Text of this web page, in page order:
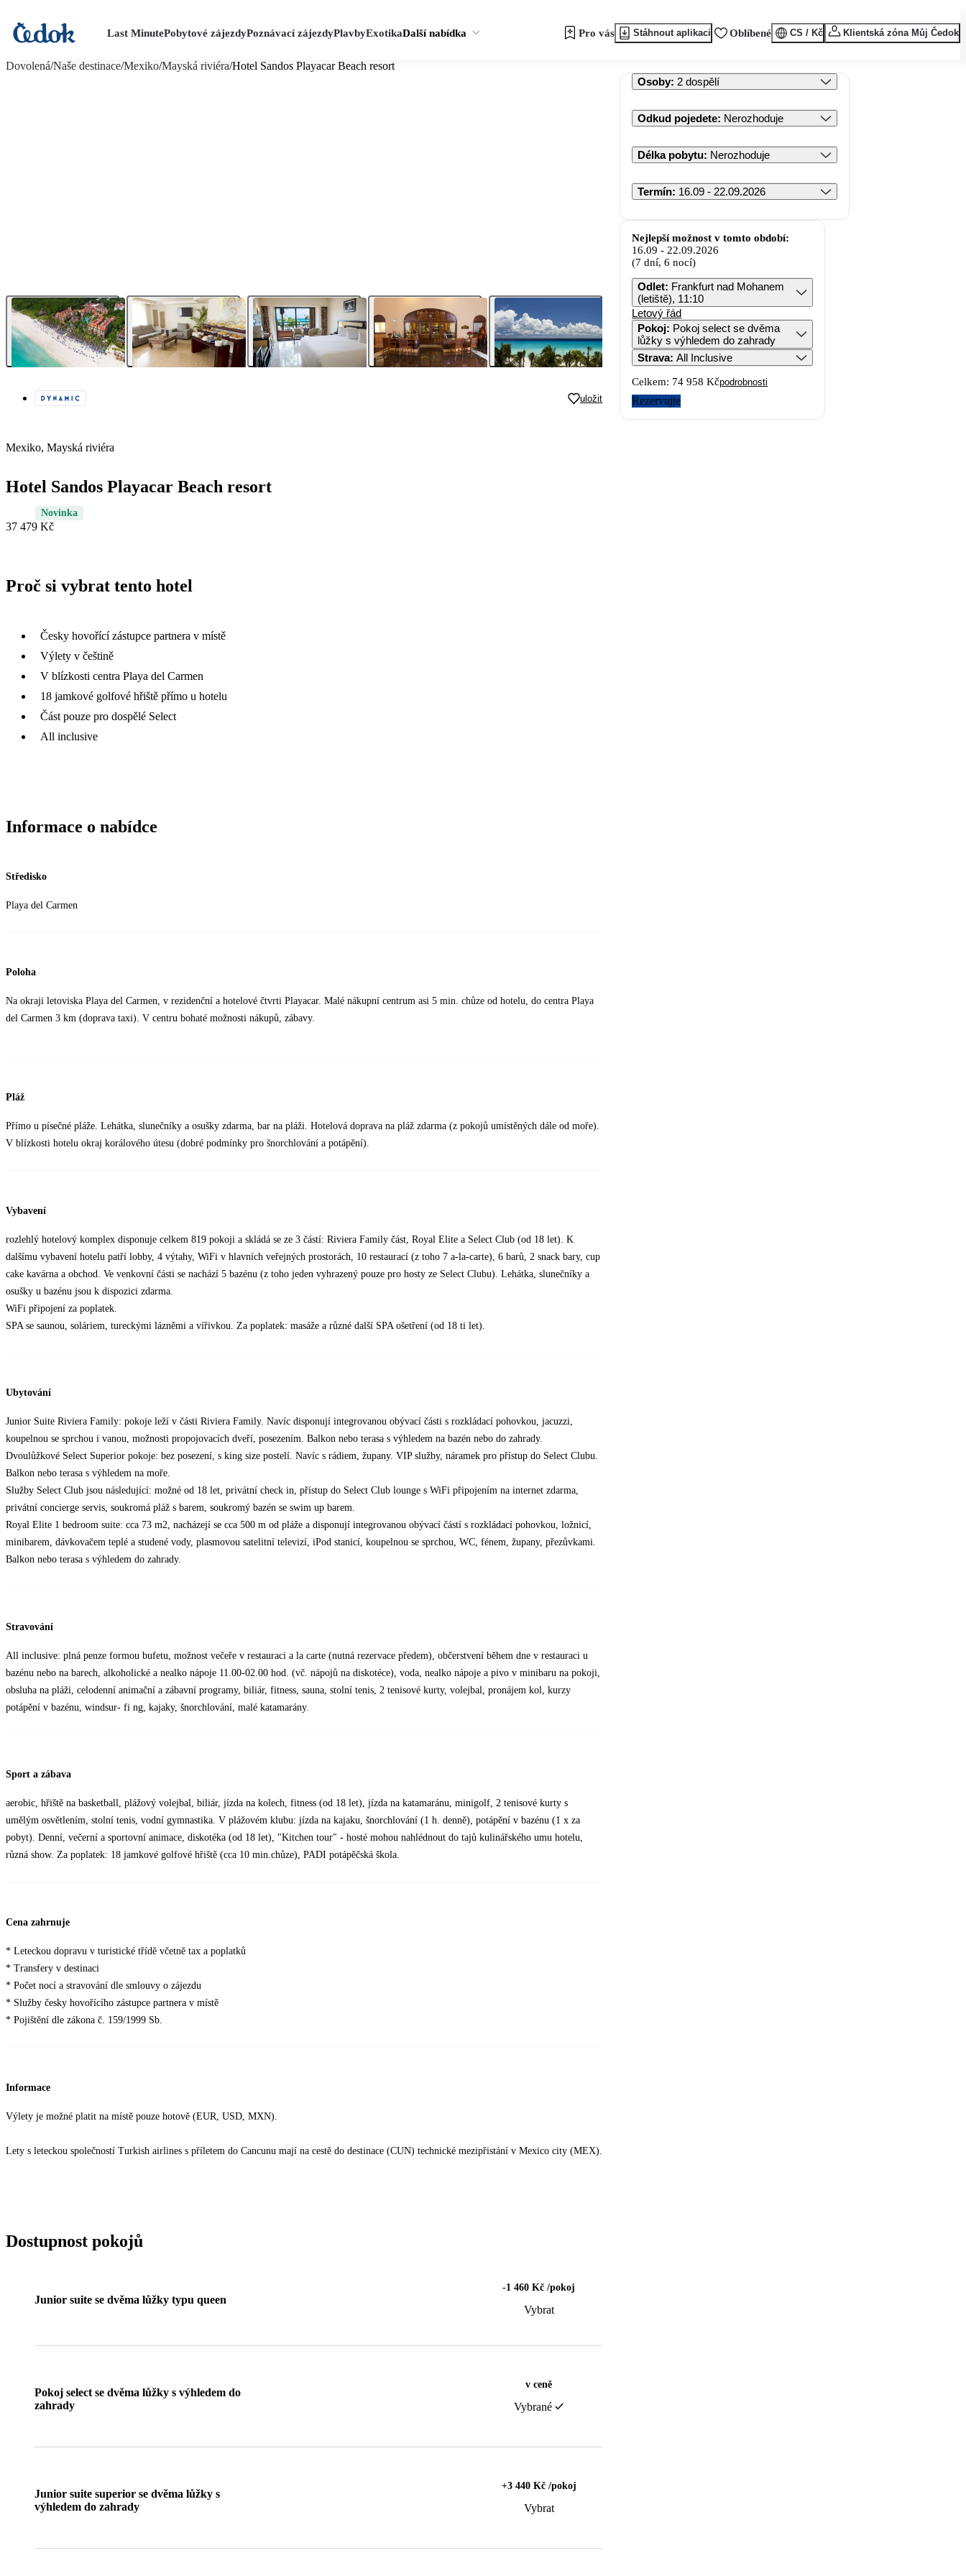
Last MinutePobytové zájezdyPoznávací zájezdyPlavbyExotikaDalší nabídka Pro vás Stáhnout aplikaci Oblíbené CS / Kč Klientská zóna Můj Čedok
Dovolená/Naše destinace/Mexiko/Mayská riviéra/Hotel Sandos Playacar Beach resort
uložit
Mexiko, Mayská riviéra
Hotel Sandos Playacar Beach resort
Novinka
37 479 Kč
Proč si vybrat tento hotel
Česky hovořící zástupce partnera v místě
Výlety v češtině
V blízkosti centra Playa del Carmen
18 jamkové golfové hřiště přímo u hotelu
Část pouze pro dospělé Select
All inclusive
Informace o nabídce
Středisko
Playa del Carmen
Poloha
Na okraji letoviska Playa del Carmen, v rezidenční a hotelové čtvrti Playacar. Malé nákupní centrum asi 5 min. chůze od hotelu, do centra Playa
del Carmen 3 km (doprava taxi). V centru bohaté možnosti nákupů, zábavy.
Pláž
Přímo u písečné pláže. Lehátka, slunečníky a osušky zdarma, bar na pláži. Hotelová doprava na pláž zdarma (z pokojů umístěných dále od moře).
V blízkosti hotelu okraj korálového útesu (dobré podmínky pro šnorchlování a potápění).
Vybavení
rozlehlý hotelový komplex disponuje celkem 819 pokoji a skládá se ze 3 částí: Riviera Family část, Royal Elite a Select Club (od 18 let). K
dalšímu vybavení hotelu patří lobby, 4 výtahy, WiFi v hlavních veřejných prostorách, 10 restaurací (z toho 7 a-la-carte), 6 barů, 2 snack bary, cup
cake kavárna a obchod. Ve venkovní části se nachází 5 bazénu (z toho jeden vyhrazený pouze pro hosty ze Select Clubu). Lehátka, slunečníky a
osušky u bazénu jsou k dispozici zdarma.
WiFi připojení za poplatek.
SPA se saunou, soláriem, tureckými lázněmi a vířivkou. Za poplatek: masáže a různé další SPA ošetření (od 18 ti let).
Ubytování
Junior Suite Riviera Family: pokoje leží v části Riviera Family. Navíc disponují integrovanou obývací části s rozkládací pohovkou, jacuzzi,
koupelnou se sprchou i vanou, možnosti propojovacích dveří, posezením. Balkon nebo terasa s výhledem na bazén nebo do zahrady.
Dvoulůžkové Select Superior pokoje: bez posezení, s king size postelí. Navíc s rádiem, župany. VIP služby, náramek pro přístup do Select Clubu.
Balkon nebo terasa s výhledem na moře.
Služby Select Club jsou následující: možné od 18 let, privátní check in, přístup do Select Club lounge s WiFi připojením na internet zdarma,
privátní concierge servis, soukromá pláž s barem, soukromý bazén se swim up barem.
Royal Elite 1 bedroom suite: cca 73 m2, nacházejí se cca 500 m od pláže a disponují integrovanou obývací částí s rozkládací pohovkou, ložnicí,
minibarem, dávkovačem teplé a studené vody, plasmovou satelitní televizí, iPod stanicí, koupelnou se sprchou, WC, fénem, župany, přezůvkami.
Balkon nebo terasa s výhledem do zahrady.
Stravování
All inclusive: plná penze formou bufetu, možnost večeře v restauraci a la carte (nutná rezervace předem), občerstvení během dne v restauraci u
bazénu nebo na barech, alkoholické a nealko nápoje 11.00-02.00 hod. (vč. nápojů na diskotéce), voda, nealko nápoje a pivo v minibaru na pokoji,
obsluha na pláži, celodenní animační a zábavní programy, biliár, fitness, sauna, stolní tenis, 2 tenisové kurty, volejbal, pronájem kol, kurzy
potápění v bazénu, windsur- fi ng, kajaky, šnorchlování, malé katamarány.
Sport a zábava
aerobic, hřiště na basketball, plážový volejbal, biliár, jízda na kolech, fitness (od 18 let), jízda na katamaránu, minigolf, 2 tenisové kurty s
umělým osvětlením, stolní tenis, vodní gymnastika. V plážovém klubu: jízda na kajaku, šnorchlování (1 h. denně), potápění v bazénu (1 x za
pobyt). Denní, večerní a sportovní animace, diskotéka (od 18 let), "Kitchen tour" - hosté mohou nahlédnout do tajů kulinářského umu hotelu,
různá show. Za poplatek: 18 jamkové golfové hřiště (cca 10 min.chůze), PADI potápěčská škola.
Cena zahrnuje
* Leteckou dopravu v turistické třídě včetně tax a poplatků
* Transfery v destinaci
* Počet nocí a stravování dle smlouvy o zájezdu
* Služby česky hovořícího zástupce partnera v místě
* Pojištění dle zákona č. 159/1999 Sb.
Informace
Výlety je možné platit na místě pouze hotově (EUR, USD, MXN).
Lety s leteckou společností Turkish airlines s příletem do Cancunu mají na cestě do destinace (CUN) technické mezipřistání v Mexico city (MEX).
Dostupnost pokojů
Junior suite se dvěma lůžky typu queen
-1 460 Kč /pokoj
Vybrat
Pokoj select se dvěma lůžky s výhledem do
zahrady
v ceně
Vybrané
Junior suite superior se dvěma lůžky s
výhledem do zahrady
+3 440 Kč /pokoj
Vybrat
Osoby: 2 dospělí
Odkud pojedete: Nerozhoduje
Délka pobytu: Nerozhoduje
Termín: 16.09 - 22.09.2026
Nejlepší možnost v tomto období:
16.09 - 22.09.2026
(7 dní, 6 nocí)
Odlet: Frankfurt nad Mohanem
(letiště), 11:10
Letový řád
Pokoj: Pokoj select se dvěma
lůžky s výhledem do zahrady
Strava: All Inclusive
Celkem: 74 958 Kčpodrobnosti
Rezervujte